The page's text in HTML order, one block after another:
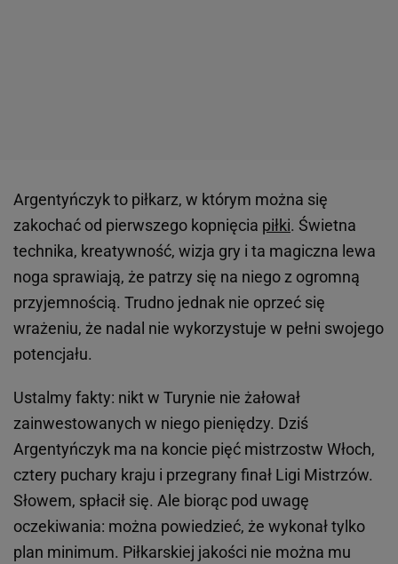
Argentyńczyk to piłkarz, w którym można się
zakochać od pierwszego kopnięcia piłki. Świetna
technika, kreatywność, wizja gry i ta magiczna lewa
noga sprawiają, że patrzy się na niego z ogromną
przyjemnością. Trudno jednak nie oprzeć się
wrażeniu, że nadal nie wykorzystuje w pełni swojego
potencjału.
Ustalmy fakty: nikt w Turynie nie żałował
zainwestowanych w niego pieniędzy. Dziś
Argentyńczyk ma na koncie pięć mistrzostw Włoch,
cztery puchary kraju i przegrany finał Ligi Mistrzów.
Słowem, spłacił się. Ale biorąc pod uwagę
oczekiwania: można powiedzieć, że wykonał tylko
plan minimum. Piłkarskiej jakości nie można mu